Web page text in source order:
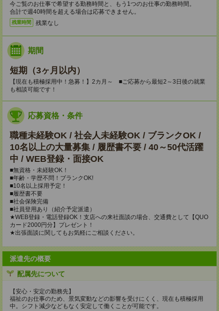
今ご覧のお仕事で希望する勤務時間と、もう1つのお仕事の勤務時間。
合計で週40時間を超える場合は応募できません。
残業時間 残業なし
期間
短期（3ヶ月以内）
【現在も積極採用中！急募！】2カ月～ ■ご応募から最短2～3日後の就業
も相談可能です！
応募資格・条件
職種未経験OK / 社会人未経験OK / ブランクOK /
10名以上の大量募集 / 履歴書不要 / 40～50代活躍
中 / WEB登録・面接OK
■無資格・未経験OK！
■年齢・学歴不問！ブランクOK!
■10名以上採用予定！
■履歴書不要
■社会保険完備
■社員登用あり（紹介予定派遣）
★WEB登録・電話登録OK！支店への来社面談の場合、交通費として【QUO
カード2000円分】プレゼント！
★出張面談に関してもお気軽にご相談ください。
派遣先の概要
配属先について
【安心・安定の勤務先】
福祉のお仕事のため、景気変動などの影響を受けにくく、現在も積極採用
中。シフト減少などもなく安定して働くことが可能です。